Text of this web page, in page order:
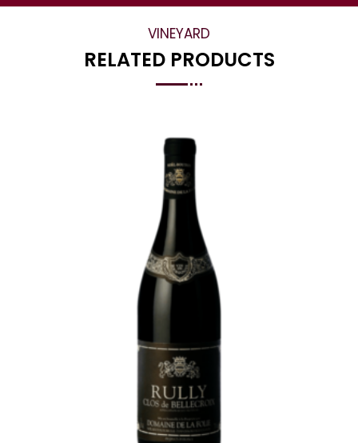
VINEYARD
RELATED PRODUCTS